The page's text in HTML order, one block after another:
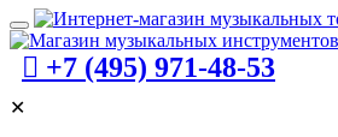
+7 (495) 971-48-53
✕